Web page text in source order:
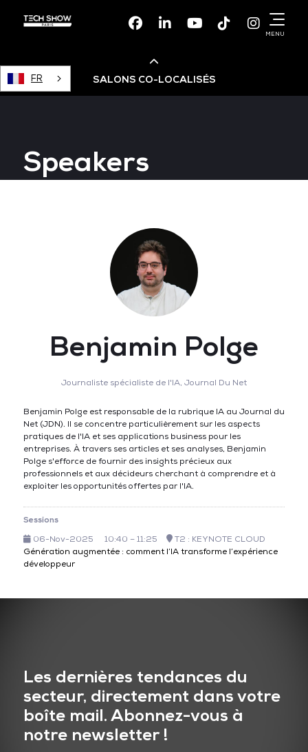
FacebookLinkedinYoutubeTikTok
MENU
FR SALONS CO-LOCALISÉS
Devops Live
Data & AI Leaders Summit
Speakers
Benjamin Polge
Journaliste spécialiste de l'IA, Journal Du Net
Benjamin Polge est responsable de la rubrique IA au Journal du
Net (JDN). Il se concentre particulièrement sur les aspects
pratiques de l'IA et ses applications business pour les
entreprises. À travers ses articles et ses analyses, Benjamin
Polge s'efforce de fournir des insights précieux aux
professionnels et aux décideurs cherchant à comprendre et à
exploiter les opportunités offertes par l'IA.
Sessions
06-Nov-2025
10:40 – 11:25
T2 : KEYNOTE CLOUD
Génération augmentée : comment l’IA transforme l’expérience
développeur
Les dernières tendances du
secteur, directement dans votre
boîte mail. Abonnez-vous à
notre newsletter !